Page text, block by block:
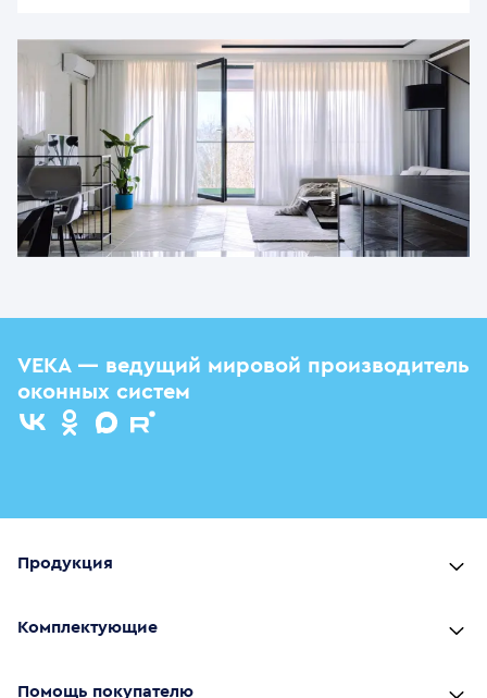
VEKA — ведущий мировой производитель
оконных систем
Продукция
Комплектующие
Помощь покупателю